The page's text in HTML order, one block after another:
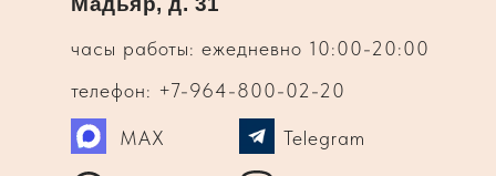
часы работы: ежедневно 10:00-20:00
телефон: +7-964-800-02-20
Telegram
MAX